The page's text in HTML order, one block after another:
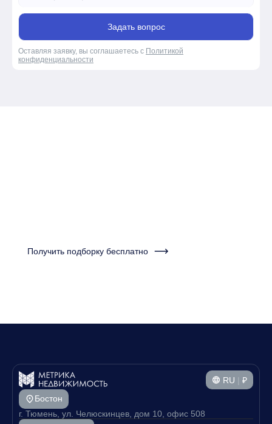
Задать вопрос
Оставляя заявку, вы соглашаетесь с Политикой
конфиденциальности
Получить подборку бесплатно
RU | ₽
Бостон
г. Тюмень, ул. Челюскинцев, дом 10, офис 508